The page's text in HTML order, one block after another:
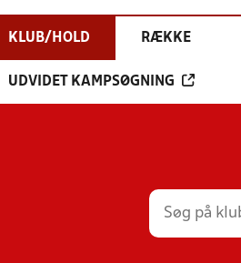
KLUB/HOLD RÆKKE
UDVIDET KAMPSØGNING